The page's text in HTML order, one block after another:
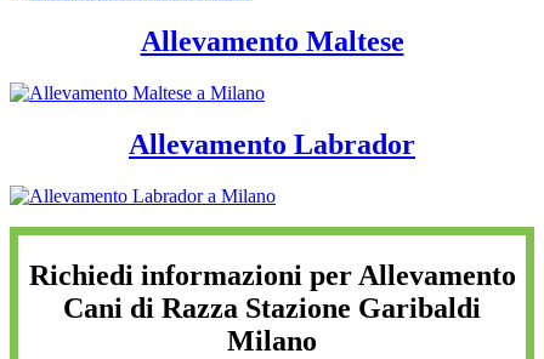
Allevamento Maltese
Allevamento Labrador
Richiedi informazioni per Allevamento
Cani di Razza Stazione Garibaldi
Milano